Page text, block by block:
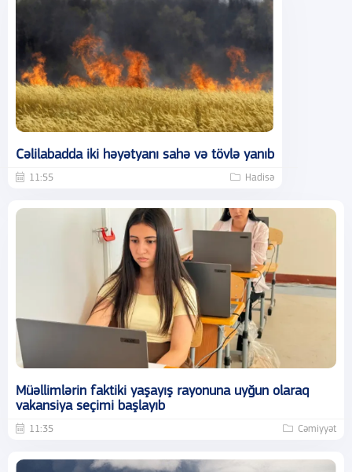
Cəlilabadda iki həyətyanı sahə və tövlə yanıb
11:55 Hadisə
Müəllimlərin faktiki yaşayış rayonuna uyğun olaraq
vakansiya seçimi başlayıb
11:35 Cəmiyyət